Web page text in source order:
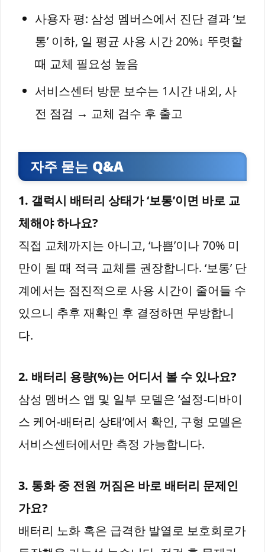
사용자 평: 삼성 멤버스에서 진단 결과 ‘보
통’ 이하, 일 평균 사용 시간 20%↓ 뚜렷할
때 교체 필요성 높음
서비스센터 방문 보수는 1시간 내외, 사
전 점검 → 교체 검수 후 출고
자주 묻는 Q&A
1. 갤럭시 배터리 상태가 ‘보통’이면 바로 교
체해야 하나요?
직접 교체까지는 아니고, ‘나쁨’이나 70% 미
만이 될 때 적극 교체를 권장합니다. ‘보통’ 단
계에서는 점진적으로 사용 시간이 줄어들 수
있으니 추후 재확인 후 결정하면 무방합니
다.
2. 배터리 용량(%)는 어디서 볼 수 있나요?
삼성 멤버스 앱 및 일부 모델은 ‘설정-디바이
스 케어-배터리 상태’에서 확인, 구형 모델은
서비스센터에서만 측정 가능합니다.
3. 통화 중 전원 꺼짐은 바로 배터리 문제인
가요?
배터리 노화 혹은 급격한 발열로 보호회로가